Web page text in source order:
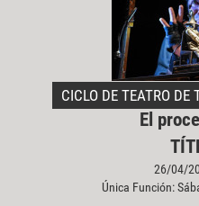
CICLO DE TEATRO DE
El
26/04/
Única Función: